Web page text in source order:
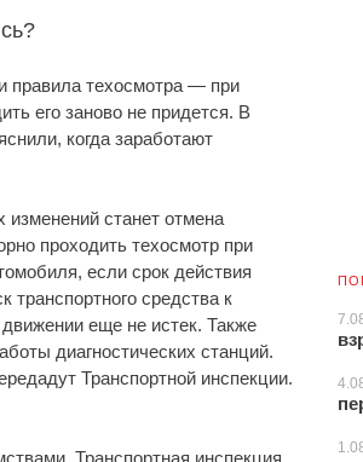
правила техосмотра — при
его заново не придется. В
когда заработают
изменений станет отмена
проходить техосмотр при
если срок действия
транспортного средства к
еще не истек. Также
диагностических станций.
Транспортной инспекции.
Транспортная инспекция